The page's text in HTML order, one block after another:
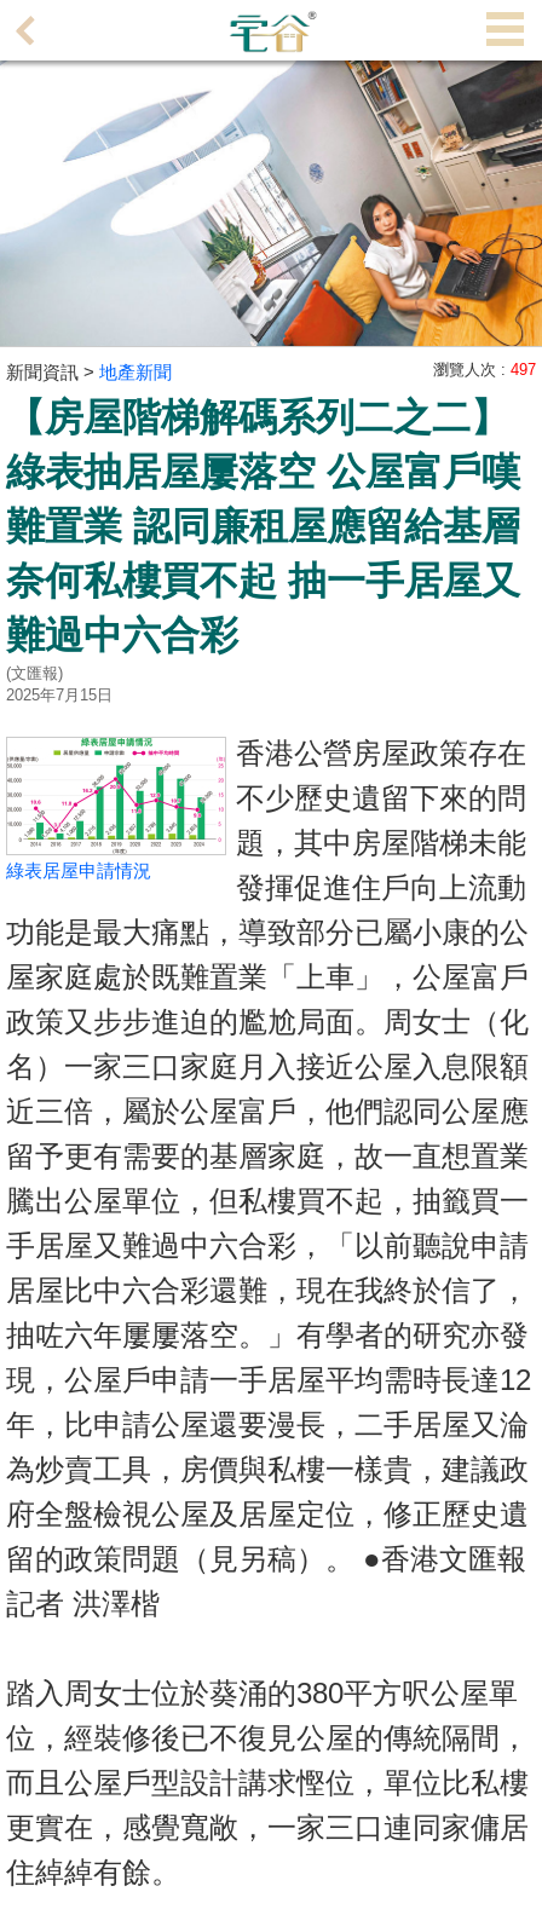
理
樓/
主
放
盤
宅
谷
按
揭
地
產
客
地
產
新
數
據
公
置
手
冊
關
於
我
們
新聞資訊 > 地產新聞 瀏覽人次 : 497
【房屋階梯解碼系列二之二】
綠表抽居屋屢落空 公屋富戶嘆
難置業 認同廉租屋應留給基層
奈何私樓買不起 抽一手居屋又
難過中六合彩
(文匯報)
2025年7月15日
綠表居屋申請情況
香港公營房屋政策存在
不少歷史遺留下來的問
題，其中房屋階梯未能
發揮促進住戶向上流動
功能是最大痛點，導致部分已屬小康的公
屋家庭處於既難置業「上車」，公屋富戶
政策又步步進迫的尷尬局面。周女士（化
名）一家三口家庭月入接近公屋入息限額
近三倍，屬於公屋富戶，他們認同公屋應
留予更有需要的基層家庭，故一直想置業
騰出公屋單位，但私樓買不起，抽籤買一
手居屋又難過中六合彩，「以前聽說申請
居屋比中六合彩還難，現在我終於信了，
抽咗六年屢屢落空。」有學者的研究亦發
現，公屋戶申請一手居屋平均需時長達12
年，比申請公屋還要漫長，二手居屋又淪
為炒賣工具，房價與私樓一樣貴，建議政
府全盤檢視公屋及居屋定位，修正歷史遺
留的政策問題（見另稿）。 ●香港文匯報
記者 洪澤楷
踏入周女士位於葵涌的380平方呎公屋單
位，經裝修後已不復見公屋的傳統隔間，
而且公屋戶型設計講求慳位，單位比私樓
更實在，感覺寬敞，一家三口連同家傭居
住綽綽有餘。